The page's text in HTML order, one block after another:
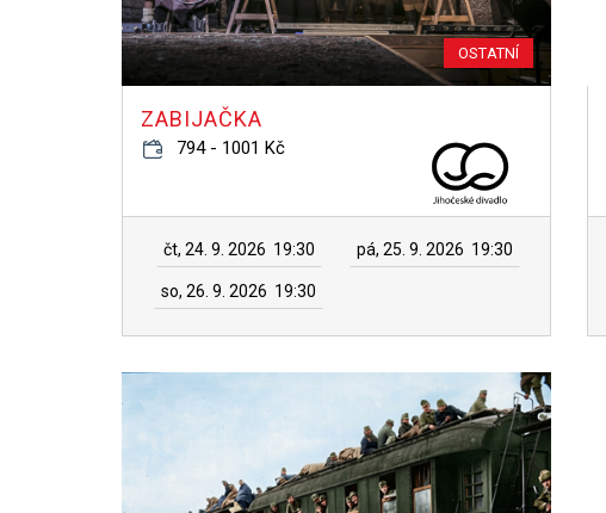
OSTATNÍ
ZABIJAČKA
794 - 1001 Kč
čt, 24. 9. 2026 19:30 pá, 25. 9. 2026 19:30
so, 26. 9. 2026 19:30